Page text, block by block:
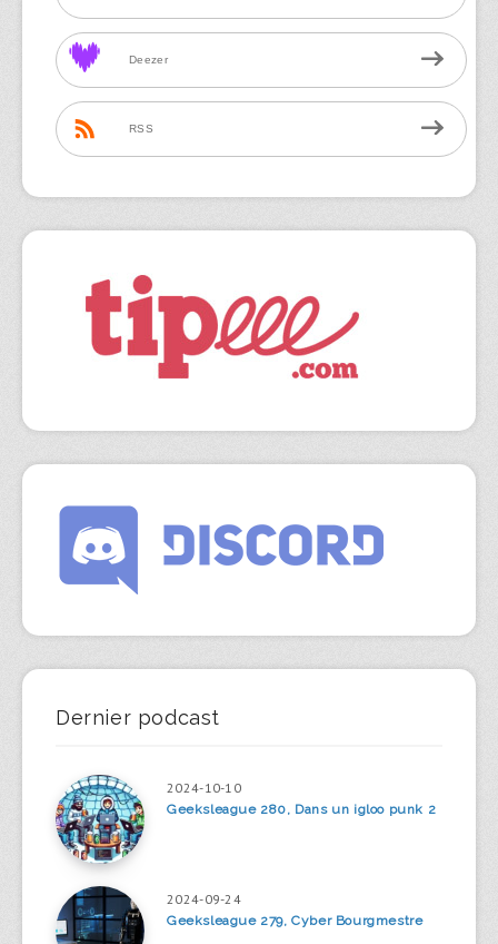
Deezer
RSS
Dernier podcast
2024-10-10
Geeksleague 280, Dans un igloo punk 2
2024-09-24
Geeksleague 279, Cyber Bourgmestre